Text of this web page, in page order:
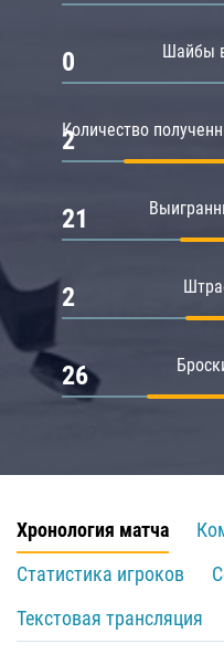
Шайбы
0
Количество
2
21
2
26
Хронология матча
Статистика игроков
Текстовая трансляция